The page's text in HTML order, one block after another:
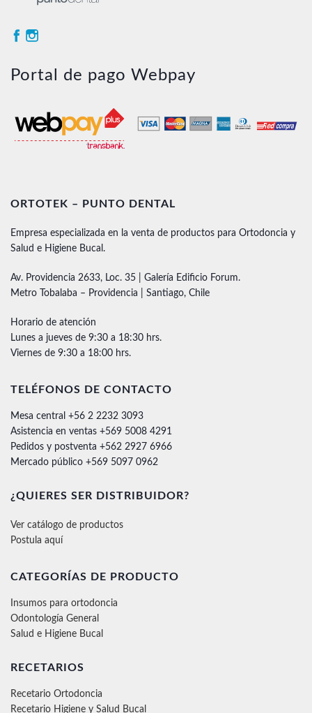
Portal de pago Webpay
ORTOTEK – PUNTO DENTAL
Empresa especializada en la venta de productos para Ortodoncia y
Salud e Higiene Bucal.
Av. Providencia 2633, Loc. 35 | Galería Edificio Forum.
Metro Tobalaba – Providencia | Santiago, Chile
Horario de atención
Lunes a jueves de 9:30 a 18:30 hrs.
Viernes de 9:30 a 18:00 hrs.
TELÉFONOS DE CONTACTO
Mesa central +56 2 2232 3093
Asistencia en ventas +569 5008 4291
Pedidos y postventa +562 2927 6966
Mercado público +569 5097 0962
¿QUIERES SER DISTRIBUIDOR?
Ver catálogo de productos
Postula aquí
CATEGORÍAS DE PRODUCTO
Insumos para ortodoncia
Odontología General
Salud e Higiene Bucal
RECETARIOS
Recetario Ortodoncia
Recetario Higiene y Salud Bucal